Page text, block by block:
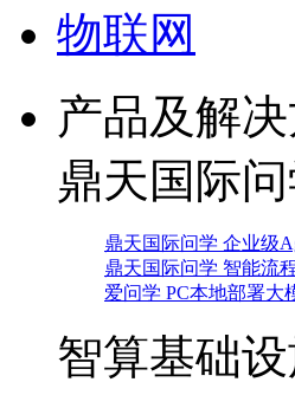
物联网
产品及解
鼎天国际
鼎天国际问学 企业级
鼎天国际问学 智能流
爱问学 PC本地部署大
智算基础